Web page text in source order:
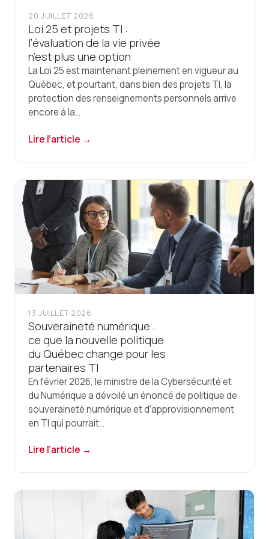
Nous joindre
20 JUILLET 2026
Loi 25 et projets TI :
l’évaluation de la vie privée
n’est plus une option
La Loi 25 est maintenant pleinement en vigueur au
Québec, et pourtant, dans bien des projets TI, la
protection des renseignements personnels arrive
encore à la...
Lire l’article →
13 JUILLET 2026
Souveraineté numérique :
ce que la nouvelle politique
du Québec change pour les
partenaires TI
En février 2026, le ministre de la Cybersécurité et
du Numérique a dévoilé un énoncé de politique de
souveraineté numérique et d'approvisionnement
en TI qui pourrait...
Lire l’article →